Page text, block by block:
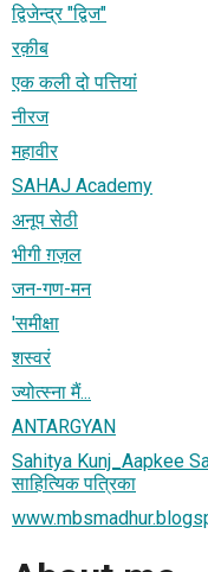
द्विजेन्द्र "द्विज"
रक़ीब
एक कली दो पत्तियां
नीरज
महावीर
SAHAJ Academy
अनूप सेठी
भीगी ग़ज़ल
जन-गण-मन
'समीक्षा
शस्वरं
ज्योत्स्ना मैं...
ANTARGYAN
Sahitya Kunj_Aapkee
साहित्यिक पत्रिका